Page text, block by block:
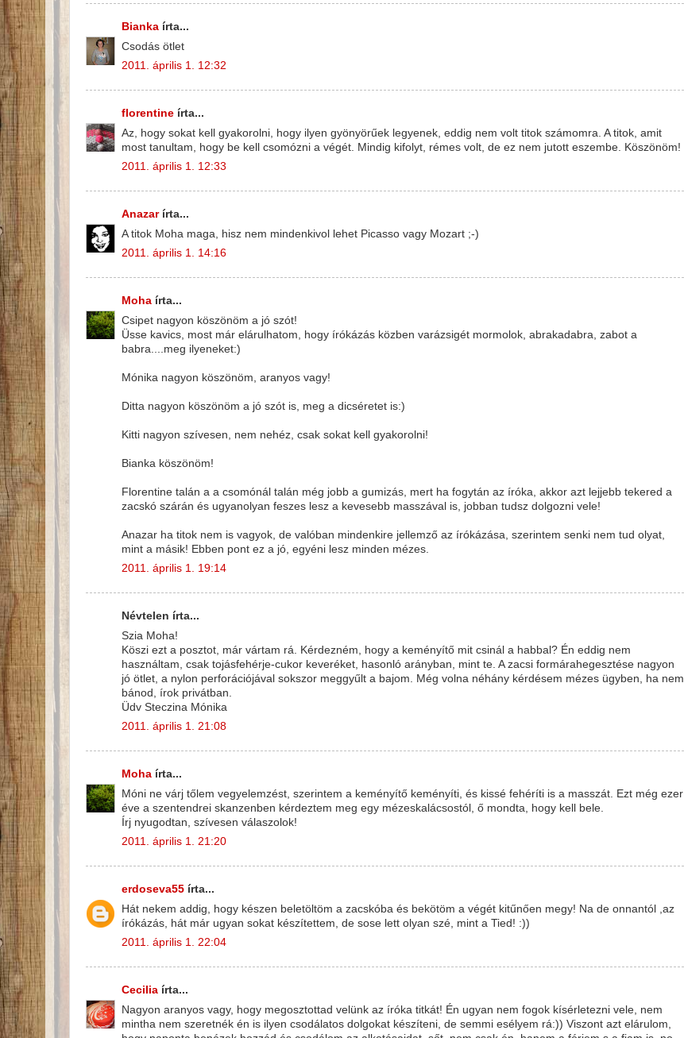
Bianka írta...
Csodás ötlet
2011. április 1. 12:32
florentine írta...
Az, hogy sokat kell gyakorolni, hogy ilyen gyönyörűek legyenek, eddig nem volt titok számomra. A titok, amit
most tanultam, hogy be kell csomózni a végét. Mindig kifolyt, rémes volt, de ez nem jutott eszembe. Köszönöm!
2011. április 1. 12:33
Anazarírta...
A titok Moha maga, hisz nem mindenkivol lehet Picasso vagy Mozart ;-)
2011. április 1. 14:16
Moha írta...
Csipet nagyon köszönöm a jó szót!
Üsse kavics, most már elárulhatom, hogy írókázás közben varázsigét mormolok, abrakadabra, zabot a
babra....meg ilyeneket:)
Mónika nagyon köszönöm, aranyos vagy!
Ditta nagyon köszönöm a jó szót is, meg a dicséretet is:)
Kitti nagyon szívesen, nem nehéz, csak sokat kell gyakorolni!
Bianka köszönöm!
Florentine talán a a csomónál talán még jobb a gumizás, mert ha fogytán az íróka, akkor azt lejjebb tekered a
zacskó szárán és ugyanolyan feszes lesz a kevesebb masszával is, jobban tudsz dolgozni vele!
Anazar ha titok nem is vagyok, de valóban mindenkire jellemző az írókázása, szerintem senki nem tud olyat,
mint a másik! Ebben pont ez a jó, egyéni lesz minden mézes.
2011. április 1. 19:14
Névtelen írta...
Szia Moha!
Köszi ezt a posztot, már vártam rá. Kérdezném, hogy a keményítő mit csinál a habbal? Én eddig nem
használtam, csak tojásfehérje-cukor keveréket, hasonló arányban, mint te. A zacsi formárahegesztése nagyon
jó ötlet, a nylon perforációjával sokszor meggyűlt a bajom. Még volna néhány kérdésem mézes ügyben, ha nem
bánod, írok privátban.
Üdv Steczina Mónika
2011. április 1. 21:08
Moha írta...
Móni ne várj tőlem vegyelemzést, szerintem a keményítő keményíti, és kissé fehéríti is a masszát. Ezt még ezer
éve a szentendrei skanzenben kérdeztem meg egy mézeskalácsostól, ő mondta, hogy kell bele.
Írj nyugodtan, szívesen válaszolok!
2011. április 1. 21:20
erdoseva55 írta...
Hát nekem addig, hogy készen beletöltöm a zacskóba és bekötöm a végét kitűnően megy! Na de onnantól ,az
írókázás, hát már ugyan sokat készítettem, de sose lett olyan szé, mint a Tied! :))
2011. április 1. 22:04
Cecilia írta...
Nagyon aranyos vagy, hogy megosztottad velünk az íróka titkát! Én ugyan nem fogok kísérletezni vele, nem
mintha nem szeretnék én is ilyen csodálatos dolgokat készíteni, de semmi esélyem rá:)) Viszont azt elárulom,